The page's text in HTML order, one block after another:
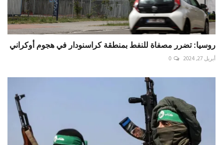
روسيا: تضرر مصفاة للنفط بمنطقة كراسنودار في هجوم أوكراني
أبريل 27, 2024 0